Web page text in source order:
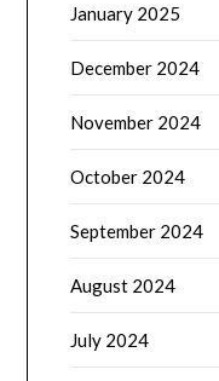
January 2025
December 2024
November 2024
October 2024
September 2024
August 2024
July 2024